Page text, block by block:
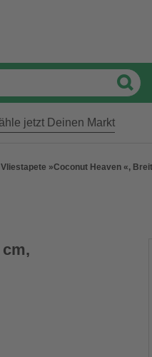
jetzt Deinen Markt
Vliestapete »Coconut Heaven «,